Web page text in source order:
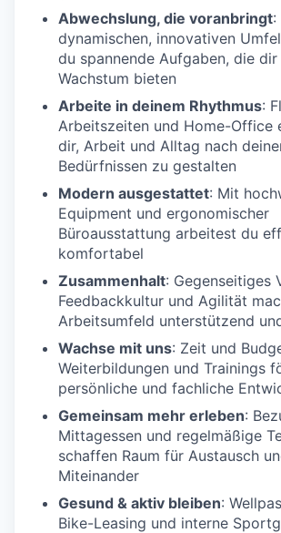
Abwechslung, die voranbringt:
dynamischen, innovativen
du spannende Aufgaben, die dir
Wachstum bieten
Arbeite in deinem Rhythmus:
Arbeitszeiten und Home-Office
dir, Arbeit und Alltag nach
Bedürfnissen zu gestalten
Modern ausgestattet: Mit
Equipment und ergonomischer
Büroausstattung arbeitest du
komfortabel
Zusammenhalt: Gegenseitiges
Feedbackkultur und Agilität
Arbeitsumfeld unterstützend
Wachse mit uns: Zeit und
Weiterbildungen und Trainings
persönliche und fachliche
Gemeinsam mehr erleben:
Mittagessen und regelmäßige
schaffen Raum für Austausch
Miteinander
Gesund & aktiv bleiben:
Bike-Leasing und interne